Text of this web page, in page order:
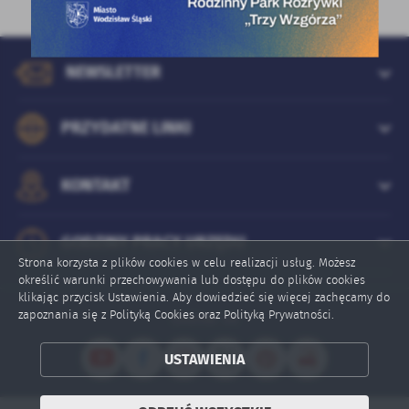
Strona korzysta z plików cookies w celu realizacji usług. Możesz
określić warunki przechowywania lub dostępu do plików cookies
klikając przycisk Ustawienia. Aby dowiedzieć się więcej zachęcamy do
zapoznania się z Polityką Cookies oraz Polityką Prywatności.
USTAWIENIA
oraz innych dostawców usług. Firmy te działają w charakterze
pośredników prezentujących nasze treści w postaci
wiadomości, ofert, komunikatów mediów społecznościowych.
ZAPISZ WYBRANE
PRZYDATNE LINKI
KONTAKT
NEWSLETTER
GODZINY PRACY URZĘDU
Online: 54